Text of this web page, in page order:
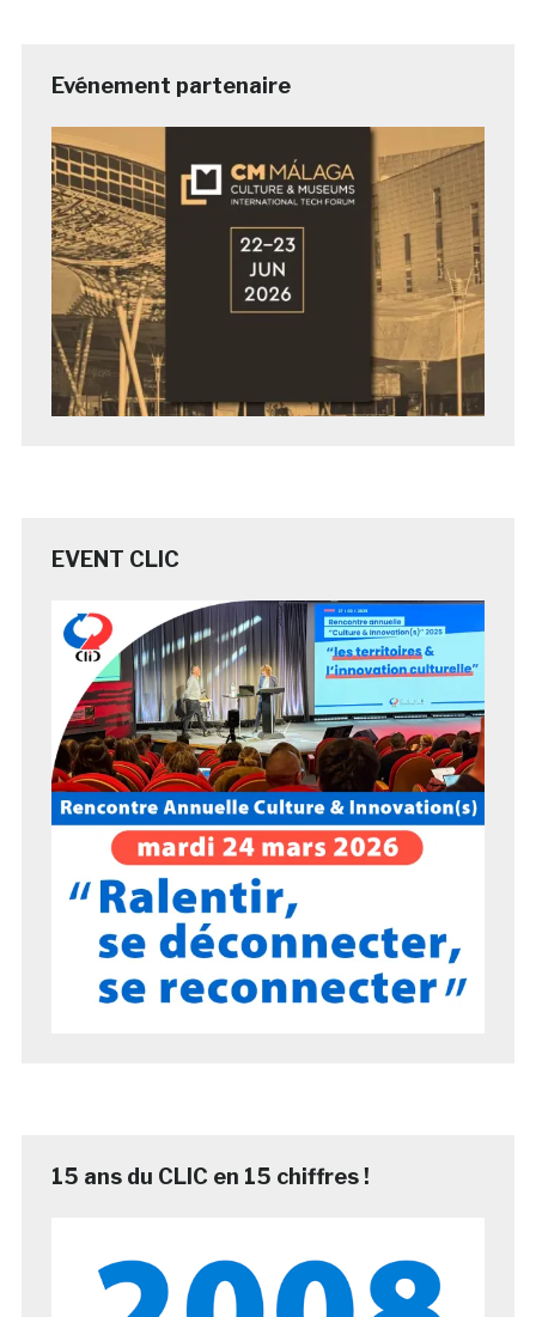
Evénement partenaire
EVENT CLIC
15 ans du CLIC en 15 chiffres !